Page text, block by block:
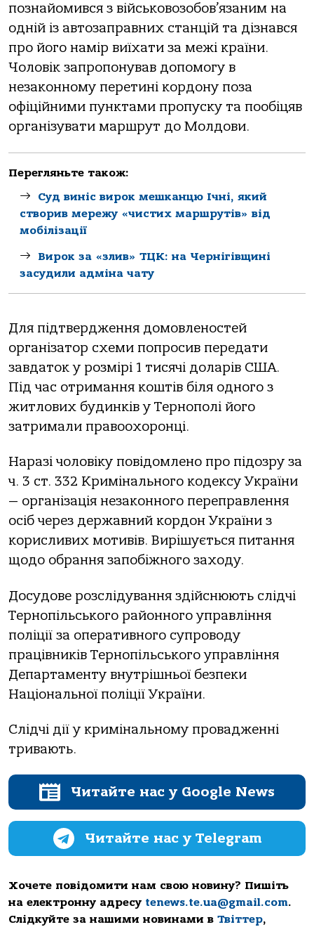
познайомився з військовозобов’язаним на
одній із автозаправних станцій та дізнався
про його намір виїхати за межі країни.
Чоловік запропонував допомогу в
незаконному перетині кордону поза
офіційними пунктами пропуску та пообіцяв
організувати маршрут до Молдови.
Перегляньте також:
Суд виніс вирок мешканцю Ічні, який
створив мережу «чистих маршрутів» від
мобілізації
Вирок за «злив» ТЦК: на Чернігівщині
засудили адміна чату
Для підтвердження домовленостей
організатор схеми попросив передати
завдаток у розмірі 1 тисячі доларів США.
Під час отримання коштів біля одного з
житлових будинків у Тернополі його
затримали правоохоронці.
Наразі чоловіку повідомлено про підозру за
ч. 3 ст. 332 Кримінального кодексу України
— організація незаконного переправлення
осіб через державний кордон України з
корисливих мотивів. Вирішується питання
щодо обрання запобіжного заходу.
Досудове розслідування здійснюють слідчі
Тернопільського районного управління
поліції за оперативного супроводу
працівників Тернопільського управління
Департаменту внутрішньої безпеки
Національної поліції України.
Слідчі дії у кримінальному провадженні
тривають.
Читайте нас у Google News
Читайте нас у Telegram
Хочете повідомити нам свою новину? Пишіть
на електронну адресу tenews.te.ua@gmail.com.
Слідкуйте за нашими новинами в Твіттер,